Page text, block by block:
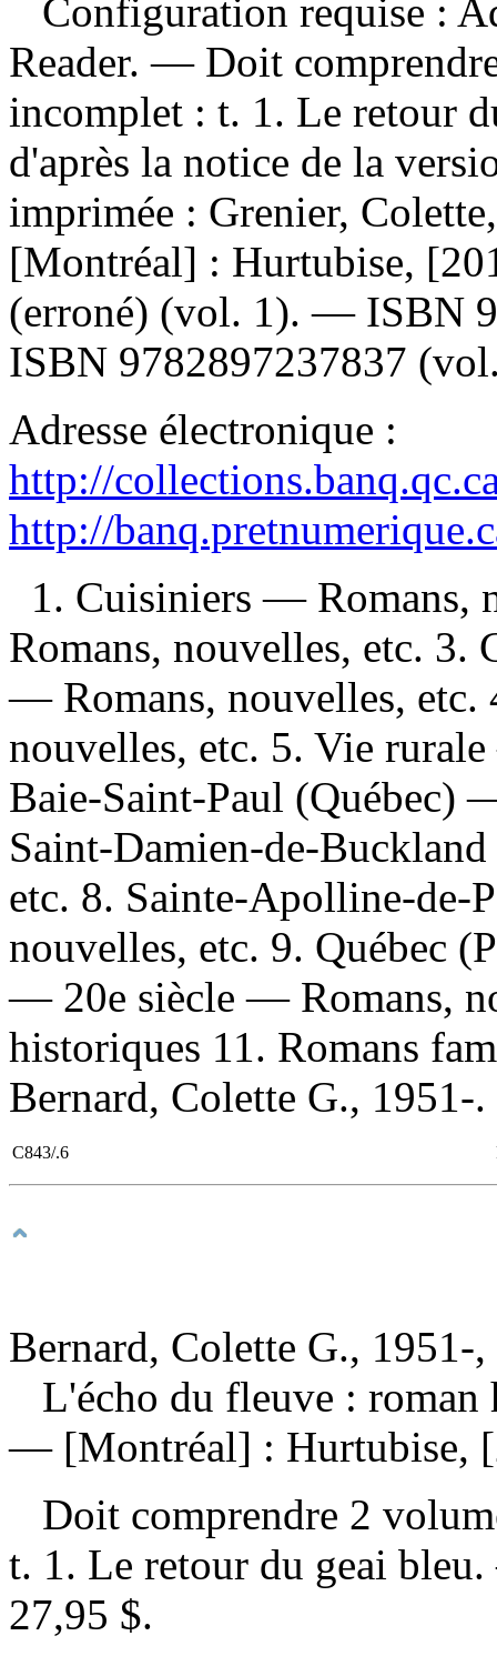
Configuration requise :
Reader. — Doit
incomplet : t. 1. Le retour
d'après la notice de la
imprimée : Grenier,
[Montréal] : Hurtubise,
(erroné) (vol. 1). — ISBN
ISBN 9782897237837
Adresse électronique :
http://
http://
1. Cuisiniers — Romans,
Romans, nouvelles, etc.
— Romans, nouvelles,
nouvelles, etc. 5. Vie
Baie-Saint-Paul (Québec)
Saint-Damien-de-
etc. 8. Sainte-Apolline-de-
nouvelles, etc. 9. Québec
— 20e siècle — Romans,
historiques 11. Romans
Bernard, Colette G.,
C843/.6
Bernard, Colette G., 1951-,
L'écho du fleuve :
— [Montréal] : Hurtubise,
Doit comprendre 2
t. 1. Le retour du geai
27,95 $.